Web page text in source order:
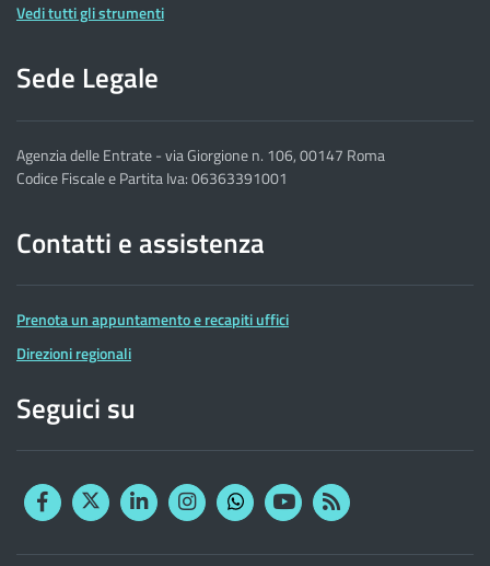
Vedi tutti gli strumenti
Sede Legale
Agenzia delle Entrate - via Giorgione n. 106, 00147 Roma
Codice Fiscale e Partita Iva: 06363391001
Contatti e assistenza
Prenota un appuntamento e recapiti uffici
Direzioni regionali
Seguici su
FacebookTwitterLinkedinInstagram
YouTubeRSS